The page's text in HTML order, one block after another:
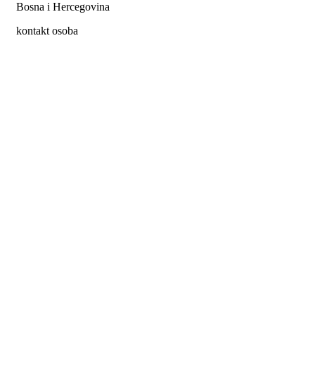
Bosna i Hercegovina
kontakt osoba